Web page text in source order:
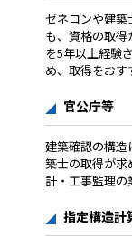
ゼネコンや建築
も、資格の取
を5年以上経験
め、取得をおす
官公庁等
建築確認の構造
築士の取得が求
計・工事監理の
指定構造計